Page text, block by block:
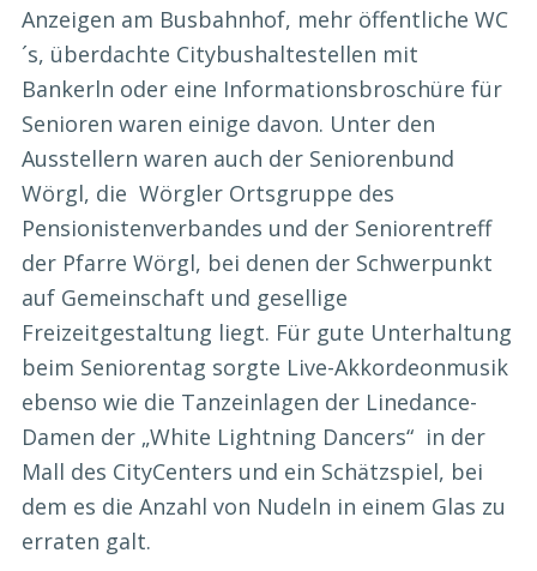
Anzeigen am Busbahnhof, mehr öffentliche WC
´s, überdachte Citybushaltestellen mit
Bankerln oder eine Informationsbroschüre für
Senioren waren einige davon. Unter den
Ausstellern waren auch der Seniorenbund
Wörgl, die Wörgler Ortsgruppe des
Pensionistenverbandes und der Seniorentreff
der Pfarre Wörgl, bei denen der Schwerpunkt
auf Gemeinschaft und gesellige
Freizeitgestaltung liegt. Für gute Unterhaltung
beim Seniorentag sorgte Live-Akkordeonmusik
ebenso wie die Tanzeinlagen der Linedance-
Damen der „White Lightning Dancers“ in der
Mall des CityCenters und ein Schätzspiel, bei
dem es die Anzahl von Nudeln in einem Glas zu
erraten galt.